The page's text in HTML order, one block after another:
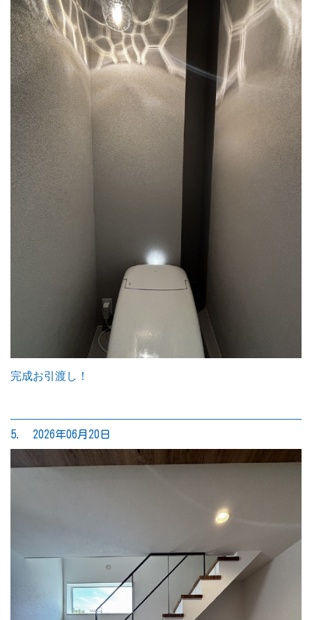
完成お引渡し！
5. 2026年06月20日